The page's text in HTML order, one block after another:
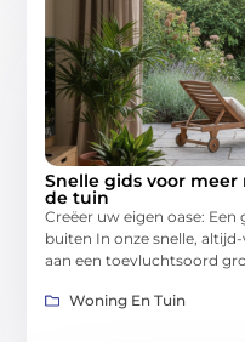
Snelle gids voor
de tuin
Creëer uw eigen oase:
buiten In onze snelle,
aan een toevluchtsoord
Woning En Tuin